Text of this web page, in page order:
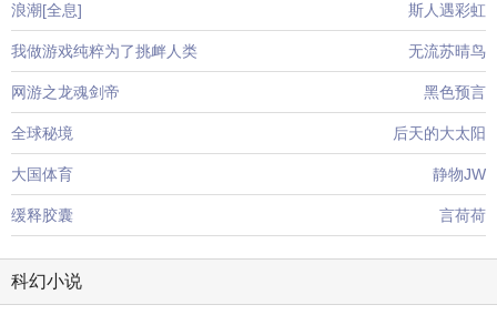
浪潮[全息] 斯人遇彩虹
我做游戏纯粹为了挑衅人类 无流苏晴鸟
网游之龙魂剑帝 黑色预言
全球秘境 后天的大太阳
大国体育 静物JW
缓释胶囊 言荷荷
科幻小说